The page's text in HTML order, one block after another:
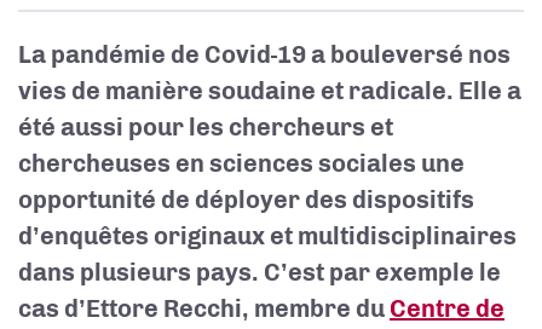
La pandémie de Covid-19 a bouleversé nos
vies de manière soudaine et radicale. Elle a
été aussi pour les chercheurs et
chercheuses en sciences sociales une
opportunité de déployer des dispositifs
d’enquêtes originaux et multidisciplinaires
dans plusieurs pays. C’est par exemple le
cas d’Ettore Recchi, membre du Centre de